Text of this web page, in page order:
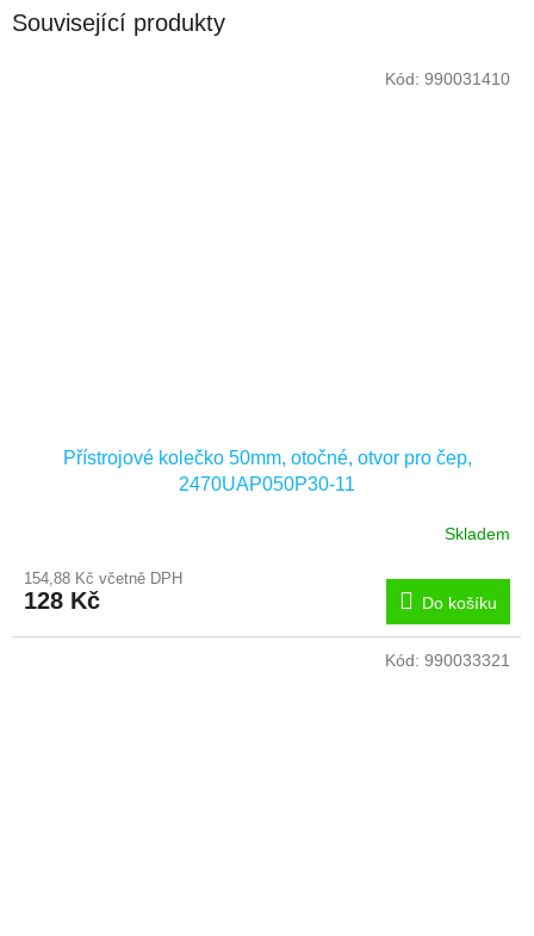
Související produkty
Přístrojové kolečko 50mm, otočné, otvor pro čep,
2470UAP050P30-11
Skladem
154,88 Kč včetně DPH
128 Kč Do košíku
Kód: 990031410
Kód: 990033321